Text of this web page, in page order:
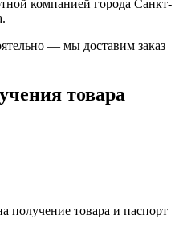
компанией города Санкт-
— мы доставим заказ
товара
получение товара и паспорт